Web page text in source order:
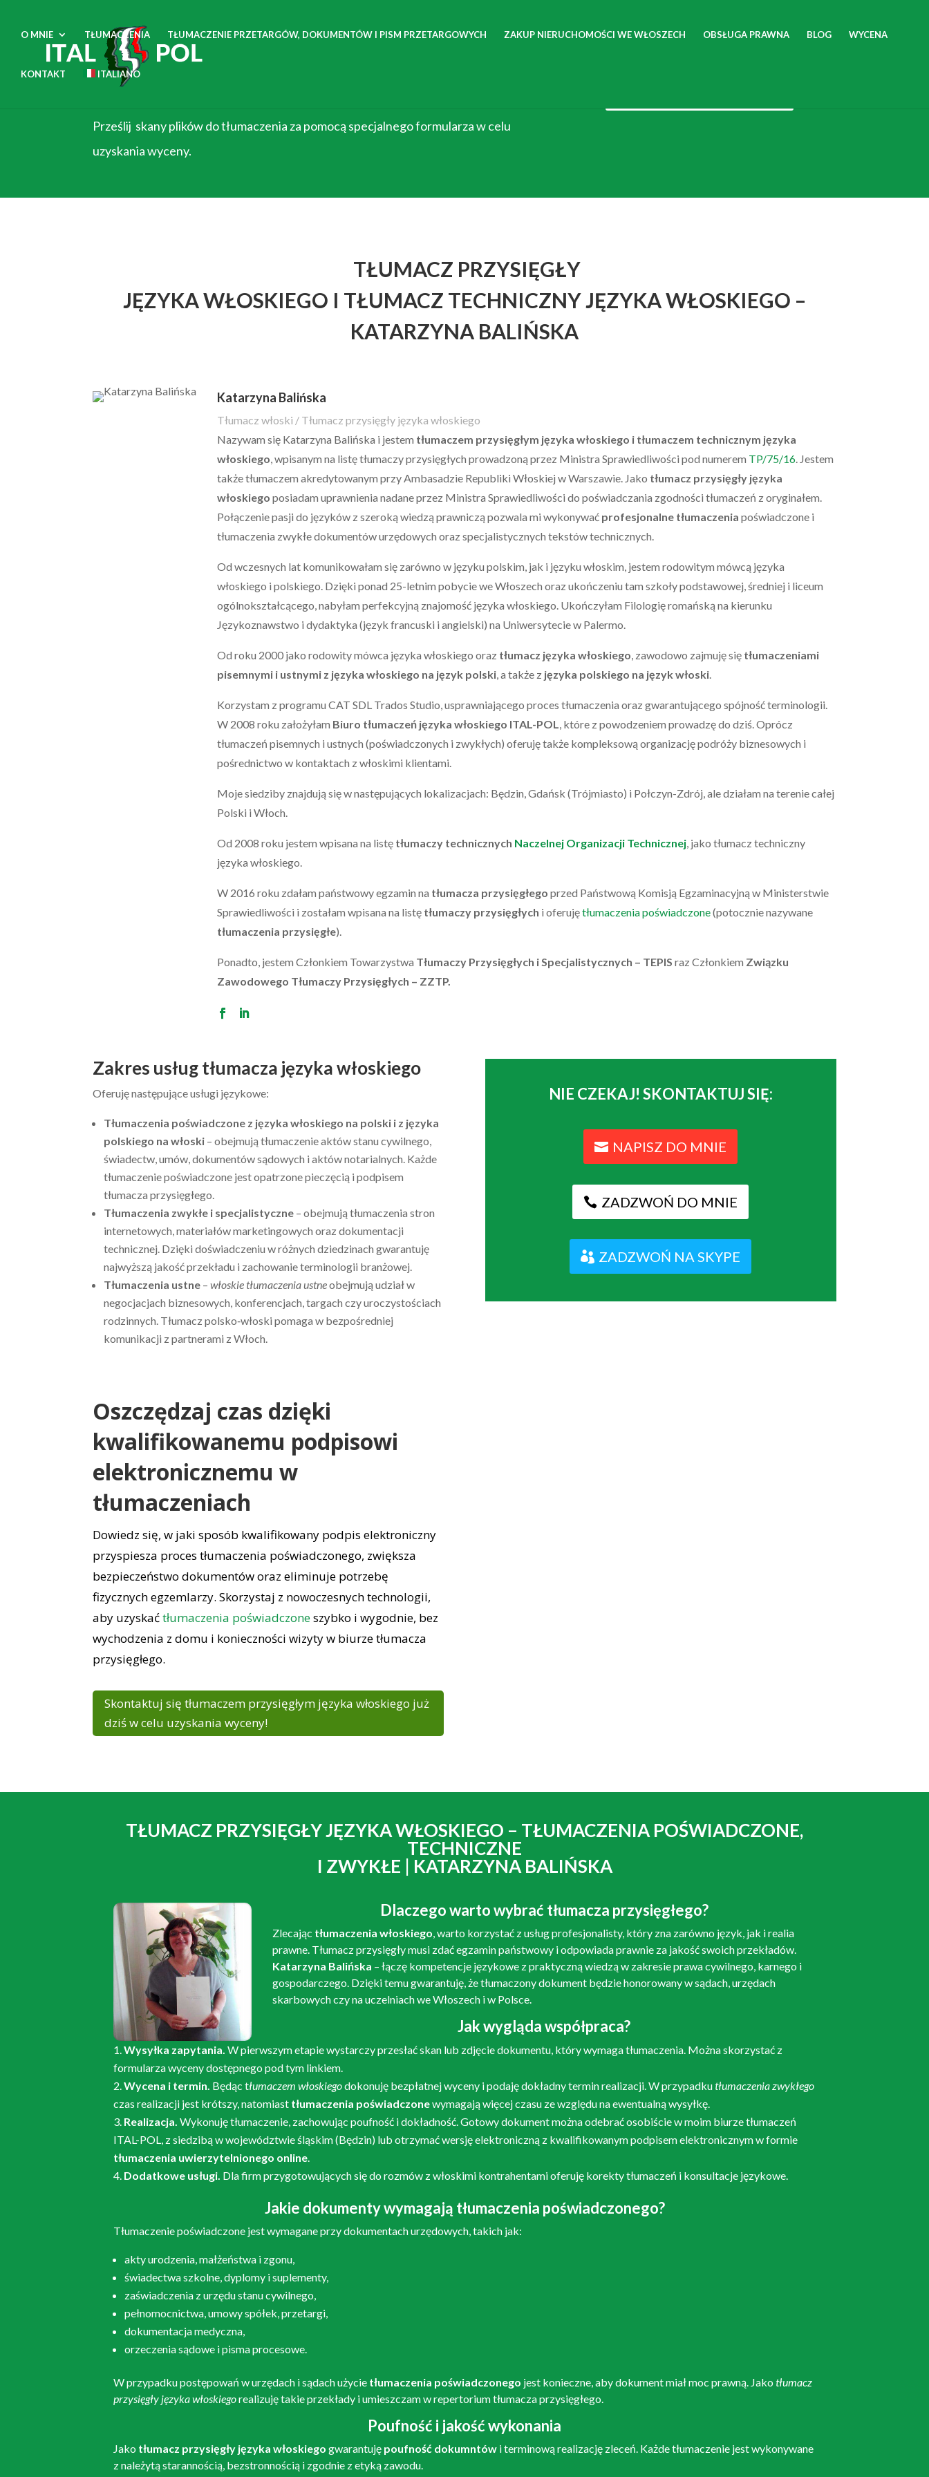
O MNIE TŁUMACZENIA TŁUMACZENIE PRZETARGÓW, DOKUMENTÓW I PISM PRZETARGOWYCH ZAKUP NIERUCHOMOŚCI WE WŁOSZECH OBSŁUGA PRAWNA BLOG WYCENA
KONTAKT ITALIANO
Bezpłatna wycena tłumaczenia w ciągu 1h!
Prześlij skany plików do tłumaczenia za pomocą specjalnego formularza w celu
uzyskania wyceny.
TŁUMACZ PRZYSIĘGŁY
JĘZYKA WŁOSKIEGO I TŁUMACZ TECHNICZNY JĘZYKA WŁOSKIEGO –
KATARZYNA BALIŃSKA
Katarzyna Balińska
Tłumacz włoski / Tłumacz przysięgły języka włoskiego
Nazywam się Katarzyna Balińska i jestem tłumaczem przysięgłym języka włoskiego i tłumaczem technicznym języka
włoskiego , wpisanym na listę tłumaczy przysięgłych prowadzoną przez Ministra Sprawiedliwości pod numerem TP/75/16 Jestem
także tłumaczem akredytowanym przy Ambasadzie Republiki Włoskiej w Warszawie. Jako tłumacz przysięgły języka
włoskiego posiadam uprawnienia nadane przez Ministra Sprawiedliwości do poświadczania zgodności tłumaczeń z oryginałem.
Połączenie pasji do języków z szeroką wiedzą prawniczą pozwala mi wykonywać profesjonalne tłumaczenia poświadczone i
tłumaczenia zwykłedokumentów urzędowych oraz specjalistycznych tekstów technicznych.
Od wczesnych lat komunikowałam się zarówno w języku polskim, jak i języku włoskim, jestem rodowitym mówcą języka
włoskiego i polskiego. Dzięki ponad 25-letnim pobycie we Włoszech oraz ukończeniu tam szkoły podstawowej, średniej i liceum
ogólnokształcącego, nabyłam perfekcyjną znajomość języka włoskiego. Ukończyłam Filologię romańską na kierunku
Językoznawstwo i dydaktyka (język francuski i angielski) na Uniwersytecie w Palermo.
Od roku 2000 jakorodowity mówca języka włoskiego oraz tłumacz języka włoskiego , zawodowo zajmuję się tłumaczeniami
pisemnymi i ustnymi z języka włoskiego na język polski , a także z języka polskiego na język włoski
Korzystam z programu CAT SDL Trados Studio, usprawniającego proces tłumaczenia oraz gwarantującego spójność terminologii.
W 2008 roku założyłam Biuro tłumaczeń języka włoskiego ITAL-POL , które z powodzeniem prowadzę do dziś. Oprócz
tłumaczeń pisemnych i ustnych (poświadczonych i zwykłych) oferuję także kompleksową organizację podróży biznesowych i
pośrednictwo w kontaktach z włoskimi klientami.
Moje siedziby znajdują się w następujących lokalizacjach: Będzin, Gdańsk (Trójmiasto) i Połczyn-Zdrój, ale działam na terenie całej
Polski i Włoch.
Od 2008 roku jestem wpisana na listę tłumaczy technicznych Naczelnej Organizacji Technicznej , jako tłumacz techniczny
języka włoskiego.
W 2016 roku zdałam państwowy egzamin na tłumacza przysięgłego przed Państwową Komisją Egzaminacyjną w Ministerstwie
Sprawiedliwości i zostałam wpisana na listę tłumaczy przysięgłych i oferujętłumaczenia poświadczone(potocznie nazywane
tłumaczenia przysięgłe).
Ponadto, jestem Członkiem Towarzystwa Tłumaczy Przysięgłych i Specjalistycznych – TEPIS raz Członkiem Związku
Zawodowego Tłumaczy Przysięgłych – ZZTP.
Zakres usług tłumacza języka włoskiego
Oferuję następujące usługi językowe:
Tłumaczenia poświadczone z języka włoskiego na polski i z języka
polskiego na włoski – obejmują tłumaczenie aktów stanu cywilnego,
świadectw, umów, dokumentów sądowych i aktów notarialnych. Każde
tłumaczenie poświadczone jest opatrzone pieczęcią i podpisem
tłumacza przysięgłego.
Tłumaczenia zwykłe i specjalistyczne – obejmują tłumaczenia stron
internetowych, materiałów marketingowych oraz dokumentacji
technicznej. Dzięki doświadczeniu w różnych dziedzinach gwarantuję
najwyższą jakość przekładu i zachowanie terminologii branżowej.
Tłumaczenia ustne –włoskie tłumaczenia ustneobejmują udział w
negocjacjach biznesowych, konferencjach, targach czy uroczystościach
rodzinnych. Tłumacz polsko‑włoski pomaga w bezpośredniej
komunikacji z partnerami z Włoch.
NIE CZEKAJ! SKONTAKTUJ SIĘ:
NAPISZ DO MNIE
ZADZWOŃ DO MNIE
ZADZWOŃ NA SKYPE
Oszczędzaj czas dzięki
kwalifikowanemu podpisowi
elektronicznemu w
tłumaczeniach
Dowiedz się, w jaki sposób kwalifikowany podpis elektroniczny
przyspiesza proces tłumaczenia poświadczonego, zwiększa
bezpieczeństwo dokumentów oraz eliminuje potrzebę
fizycznych egzemlarzy. Skorzystaj z nowoczesnych technologii,
aby uzyskaćtłumaczenia poświadczoneszybko i wygodnie, bez
wychodzenia z domu i konieczności wizyty w biurze tłumacza
przysięgłego.
Skontaktuj się tłumaczem przysięgłym języka włoskiego już
dziś w celu uzyskania wyceny!
TŁUMACZ PRZYSIĘGŁY JĘZYKA WŁOSKIEGO – TŁUMACZENIA POŚWIADCZONE,
TECHNICZNE
I ZWYKŁE | KATARZYNA BALIŃSKA
Dlaczego warto wybrać tłumacza przysięgłego?
Zlecając tłumaczenia włoskiego , warto korzystać z usług profesjonalisty, który zna zarówno język, jak i realia
prawne. Tłumacz przysięgły musi zdać egzamin państwowy i odpowiada prawnie za jakość swoich przekładów.
Katarzyna Balińska – łączę kompetencje językowe z praktyczną wiedzą w zakresie prawa cywilnego, karnego i
gospodarczego. Dzięki temu gwarantuję, że tłumaczony dokument będzie honorowany w sądach, urzędach
skarbowych czy na uczelniach we Włoszech i w Polsce.
Jak wygląda współpraca?
Wysyłka zapytania. W pierwszym etapie wystarczy przesłać skan lub zdjęcie dokumentu, który wymaga tłumaczenia. Można skorzystać z
formularza wyceny dostępnego pod tym linkiem.
Wycena i termin. Będąc tłumaczem włoskiegodokonuję bezpłatnej wyceny i podaję dokładny termin realizacji. W przypadkutłumaczenia zwykłego
czas realizacji jest krótszy, natomiast tłumaczenia poświadczonewymagają więcej czasu ze względu na ewentualną wysyłkę.
Realizacja. Wykonuję tłumaczenie, zachowując poufność i dokładność. Gotowy dokument można odebrać osobiście w moim biurze tłumaczeń
ITAL-POL, z siedzibąw województwie śląskim (Będzin) lub otrzymać wersję elektroniczną z kwalifikowanym podpisem elektronicznym w formie
tłumaczenia uwierzytelnionego online
Dodatkowe usługi. Dla firm przygotowujących się do rozmów z włoskimi kontrahentami oferuję korekty tłumaczeń i konsultacje językowe.
Jakie dokumenty wymagają tłumaczenia poświadczonego?
Tłumaczenie poświadczone jest wymagane przy dokumentach urzędowych, takich jak:
akty urodzenia, małżeństwa i zgonu,
świadectwa szkolne, dyplomy i suplementy,
zaświadczenia z urzędu stanu cywilnego,
pełnomocnictwa, umowy spółek, przetargi,
dokumentacja medyczna,
orzeczenia sądowe i pisma procesowe.
W przypadku postępowań w urzędach i sądach użycie tłumaczenia poświadczonego jest konieczne, aby dokument miał moc prawną. Jakotłumacz
przysięgły języka włoskiegorealizuję takie przekłady i umieszczam w repertorium tłumacza przysięgłego.
Poufność i jakość wykonania
Jako tłumacz przysięgły języka włoskiego gwarantuję poufność dokumntów i terminową realizację zleceń. Każde tłumaczenie jest wykonywane
z należytą starannością, bezstronnością i zgodnie z etyką zawodu